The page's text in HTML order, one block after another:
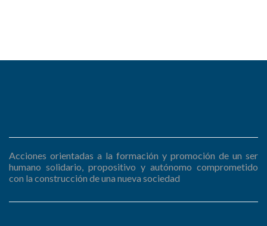
Acciones orientadas a la formación y promoción de un ser
humano solidario, propositivo y autónomo comprometido
con la construcción de una nueva sociedad